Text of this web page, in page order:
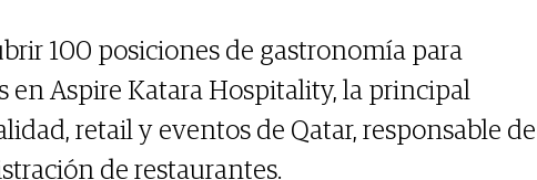
100 posiciones de gastronomía para
en Aspire Katara Hospitality, la principal
retail y eventos de Qatar, responsable de
de restaurantes.